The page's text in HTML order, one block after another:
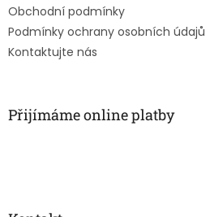
Obchodní podmínky
Podmínky ochrany osobních údajů
Kontaktujte nás
Přijímáme online platby